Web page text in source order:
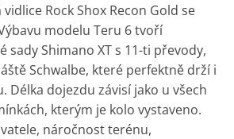
Rock Shox Recon Gold se
modelu Teru 6 tvoří
sady Shimano XT s 11-ti převody,
Schwalbe, které perfektně drží i
Délka dojezdu závisí jako u všech
kterým je kolo vystaveno.
náročnost terénu,